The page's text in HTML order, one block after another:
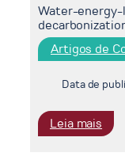
in
the
on
Water-energy-
Artigos de
Data de
Leia mais